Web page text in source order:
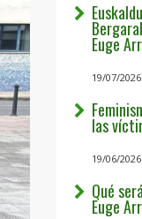
Euge
19/07/2026
las
19/06/2026
Qué
Euge